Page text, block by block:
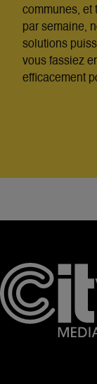
communes, et
par semaine,
solutions
vous fassiez
efficacement